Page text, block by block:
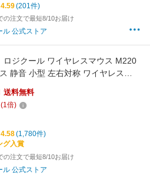
4.59(201件)
の注文で最短8/10お届け
ル 公式ストア
ロジクール ワイヤレスマウス M220
静音 小型 左右対称 ワイヤレス
chrome M220CG M220OW
内正規品 3年間無償保証
送料無料
(1倍)
4.58(1,780件)
グ入賞
の注文で最短8/10お届け
ル 公式ストア